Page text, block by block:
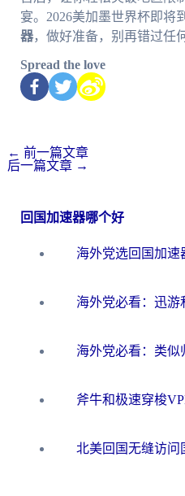
宴。2026美加墨世界杯即将
器，做好准备，别再错过任
Spread the love
← 前一篇文章
后一篇文章 →
回国加速器哪个好